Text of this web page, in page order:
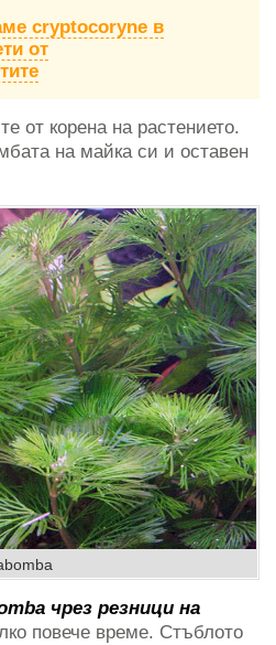
cryptocoryne в
от
от корена на растението.
на майка си и оставен
чрез резници на
повече време. Стъблото